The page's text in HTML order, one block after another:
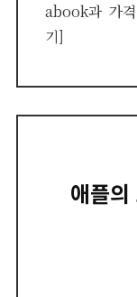
abook과 가
기]
애플